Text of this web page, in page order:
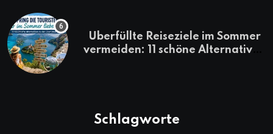
Überfüllte Reiseziele im Sommer
vermeiden: 11 schöne Alternativen
Schlagworte